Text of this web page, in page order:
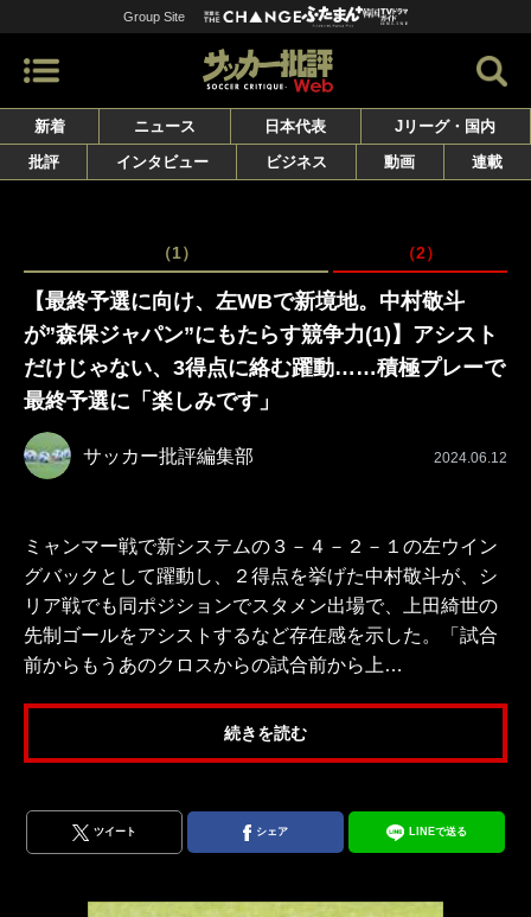
Group Site
新着 ニュース 日本代表
Jリーグ・国内
批評
インタビュー ビジネス 動画 連載
（1） （2）
【最終予選に向け、左WBで新境地。中村敬斗
が”森保ジャパン”にもたらす競争力(1)】アシスト
だけじゃない、3得点に絡む躍動……積極プレーで
最終予選に「楽しみです」
サッカー批評編集部 2024.06.12
ミャンマー戦で新システムの３－４－２－１の左ウイン
グバックとして躍動し、２得点を挙げた中村敬斗が、シ
リア戦でも同ポジションでスタメン出場で、上田綺世の
先制ゴールをアシストするなど存在感を示した。「試合
前からもうあのクロスからの試合前から上…
続きを読む
ツイート シェア LINEで送る